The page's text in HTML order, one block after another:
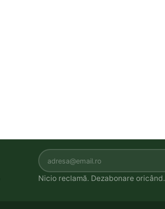
Nicio reclamă. Dezabonare oricând.